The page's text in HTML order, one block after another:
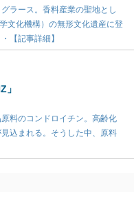
ラース。香料産業の聖地とし
文化機構）の無形文化遺産に登
【記事詳細】
」
料のコンドロイチン。高齢化
込まれる。そうした中、原料